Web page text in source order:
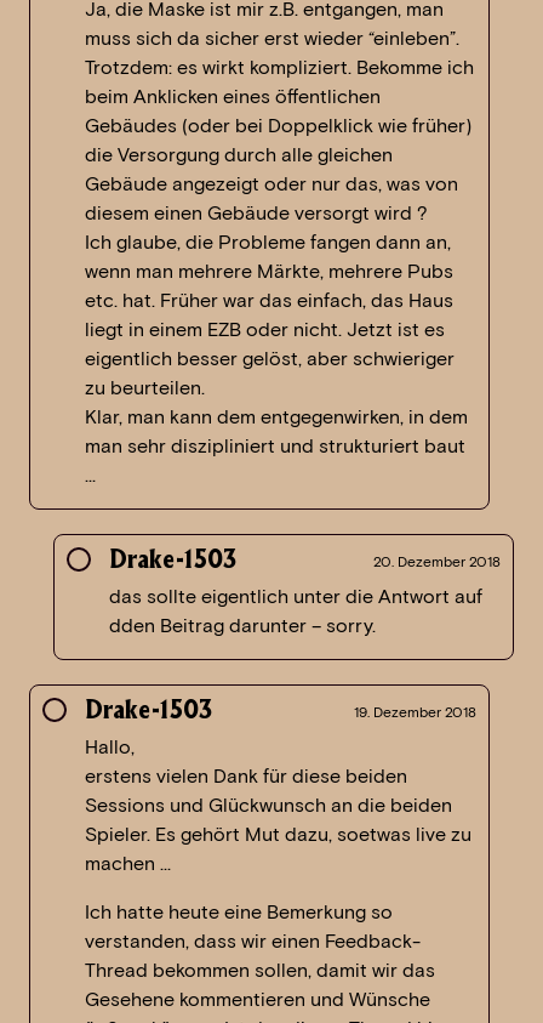
Ja, die Maske ist mir z.B. entgangen, man
muss sich da sicher erst wieder “einleben”.
Trotzdem: es wirkt kompliziert. Bekomme ich
beim Anklicken eines öffentlichen
Gebäudes (oder bei Doppelklick wie früher)
die Versorgung durch alle gleichen
Gebäude angezeigt oder nur das, was von
diesem einen Gebäude versorgt wird ?
Ich glaube, die Probleme fangen dann an,
wenn man mehrere Märkte, mehrere Pubs
etc. hat. Früher war das einfach, das Haus
liegt in einem EZB oder nicht. Jetzt ist es
eigentlich besser gelöst, aber schwieriger
zu beurteilen.
Klar, man kann dem entgegenwirken, in dem
man sehr diszipliniert und strukturiert baut
…
Drake-1503 20. Dezember 2018
das sollte eigentlich unter die Antwort auf
dden Beitrag darunter – sorry.
Drake-1503 19. Dezember 2018
Hallo,
erstens vielen Dank für diese beiden
Sessions und Glückwunsch an die beiden
Spieler. Es gehört Mut dazu, soetwas live zu
machen …
Ich hatte heute eine Bemerkung so
verstanden, dass wir einen Feedback-
Thread bekommen sollen, damit wir das
Gesehene kommentieren und Wünsche